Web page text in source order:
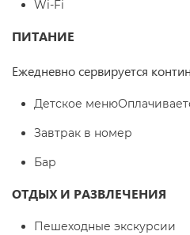
Wi-Fi
ПИТАНИЕ
Ежедневно сервируется
Детское
Завтрак в номер
Бар
ОТДЫХ И РАЗВЛЕЧЕНИЯ
Пешеходные экскурсии